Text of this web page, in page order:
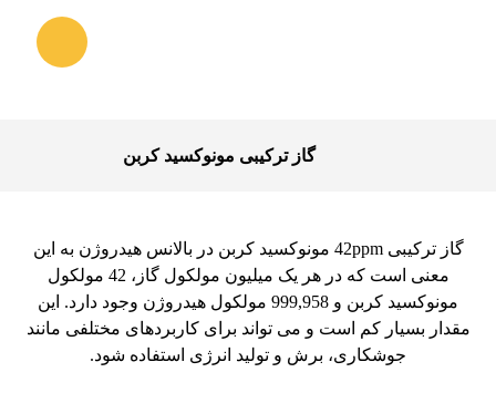
گاز ترکیبی مونوکسید کربن
گاز ترکیبی 42ppm مونوکسید کربن در بالانس هیدروژن به این
معنی است که در هر یک میلیون مولکول گاز، 42 مولکول
مونوکسید کربن و 999,958 مولکول هیدروژن وجود دارد. این
مقدار بسیار کم است و می تواند برای کاربردهای مختلفی مانند
جوشکاری، برش و تولید انرژی استفاده شود.